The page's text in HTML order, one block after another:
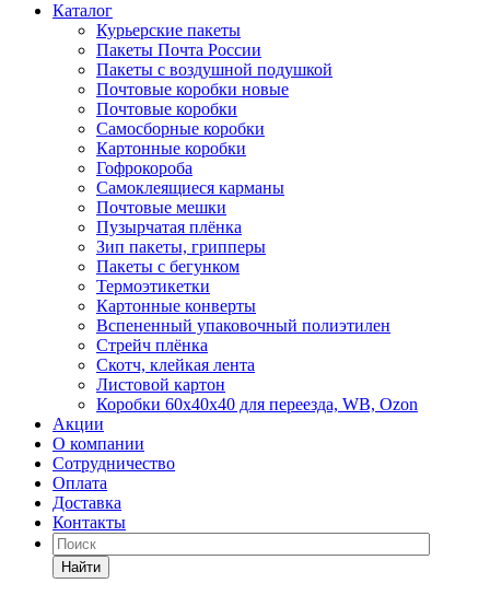
Каталог
Курьерские пакеты
Пакеты Почта России
Пакеты с воздушной подушкой
Почтовые коробки новые
Почтовые коробки
Самосборные коробки
Картонные коробки
Гофрокороба
Самоклеящиеся карманы
Почтовые мешки
Пузырчатая плёнка
Зип пакеты, грипперы
Пакеты с бегунком
Термоэтикетки
Картонные конверты
Вспененный упаковочный полиэтилен
Стрейч плёнка
Скотч, клейкая лента
Листовой картон
Коробки 60х40х40 для переезда, WB, Ozon
Акции
О компании
Сотрудничество
Оплата
Доставка
Контакты
Найти